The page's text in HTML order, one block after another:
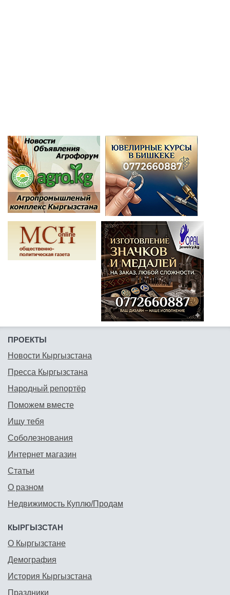
ПРОЕКТЫ
Новости Кыргызстана
Пресса Кыргызстана
Народный репортёр
Поможем вместе
Ищу тебя
Соболезнования
Интернет магазин
Статьи
О разном
Недвижимость Куплю/Продам
КЫРГЫЗСТАН
О Кыргызстане
Демография
История Кыргызстана
Праздники